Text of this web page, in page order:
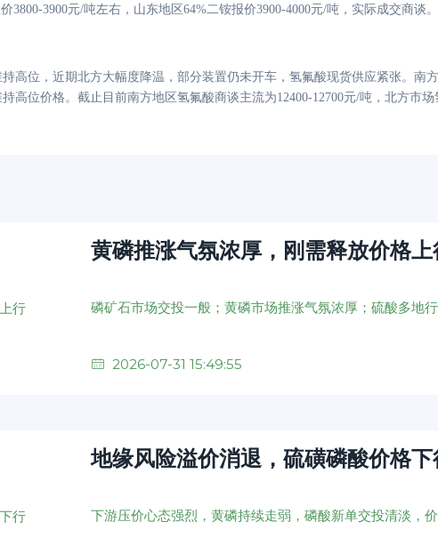
3800-3900元/吨左右，山东地区64%二铵报价3900-4000元/吨，实际成交商谈。
高位，近期北方大幅度降温，部分装置仍未开车，氢氟酸现货供应紧张。南
高位价格。截止目前南方地区氢氟酸商谈主流为12400-12700元/吨，北方市
黄磷推涨气氛浓厚，刚需释放价格上
2026-07-31 15:49:55
地缘风险溢价消退，硫磺磷酸价格下
下游压价心态强烈，黄磷持续走弱，磷酸新单交投清淡，